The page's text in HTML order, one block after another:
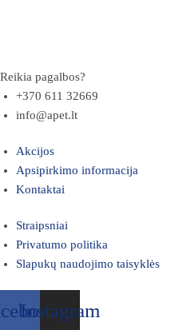
Reikia pagalbos?
+370 611 32669
info@apet.lt
Akcijos
Apsipirkimo informacija
Kontaktai
Straipsniai
Privatumo politika
Slapukų naudojimo taisyklės
Instagram